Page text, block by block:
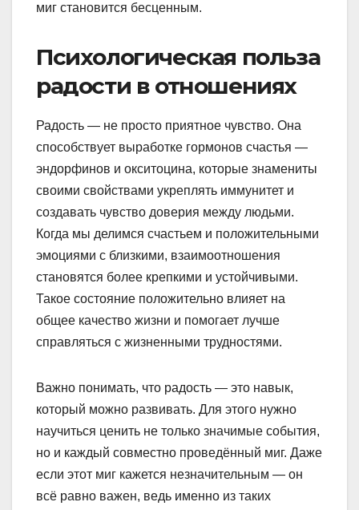
миг становится бесценным.
Психологическая польза
радости в отношениях
Радость — не просто приятное чувство. Она
способствует выработке гормонов счастья —
эндорфинов и окситоцина, которые знамениты
своими свойствами укреплять иммунитет и
создавать чувство доверия между людьми.
Когда мы делимся счастьем и положительными
эмоциями с близкими, взаимоотношения
становятся более крепкими и устойчивыми.
Такое состояние положительно влияет на
общее качество жизни и помогает лучше
справляться с жизненными трудностями.
Важно понимать, что радость — это навык,
который можно развивать. Для этого нужно
научиться ценить не только значимые события,
но и каждый совместно проведённый миг. Даже
если этот миг кажется незначительным — он
всё равно важен, ведь именно из таких